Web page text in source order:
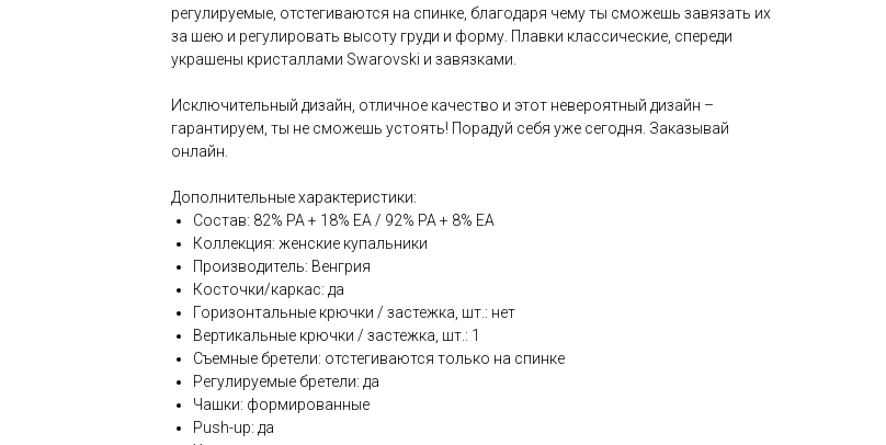
регулируемые, отстегиваются на спинке, благодаря чему ты сможешь завязать их
за шею и регулировать высоту груди и форму. Плавки классические, спереди
украшены кристаллами Swarovski и завязками.
Исключительный дизайн, отличное качество и этот невероятный дизайн –
гарантируем, ты не сможешь устоять! Порадуй себя уже сегодня. Заказывай
онлайн.
Дополнительные характеристики:
Состав: 82% PA + 18% EA / 92% PA + 8% EA
Коллекция: женские купальники
Производитель: Венгрия
Косточки/каркас: да
Горизонтальные крючки / застежка, шт.: нет
Вертикальные крючки / застежка, шт.: 1
Съемные бретели: отстегиваются только на спинке
Регулируемые бретели: да
Чашки: формированные
Push-up: да